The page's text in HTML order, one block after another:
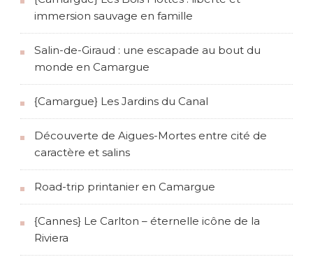
immersion sauvage en famille
Salin-de-Giraud : une escapade au bout du
monde en Camargue
{Camargue} Les Jardins du Canal
Découverte de Aigues-Mortes entre cité de
caractère et salins
Road-trip printanier en Camargue
{Cannes} Le Carlton – éternelle icône de la
Riviera